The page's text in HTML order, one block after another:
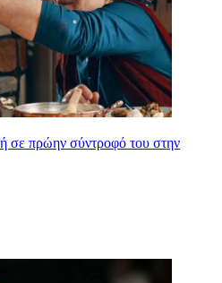
σε πρώην σύντροφό του στην